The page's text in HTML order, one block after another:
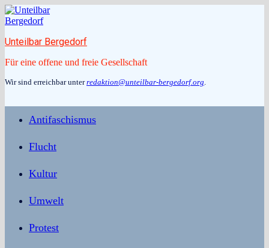
Zum
Inhalt
Unteilbar Bergedorf
Für eine offene und freie Gesellschaft
Wir sind erreichbar unterredaktion@unteilbar-bergedorf.org.
Antifaschismus
Flucht
Kultur
Umwelt
Protest